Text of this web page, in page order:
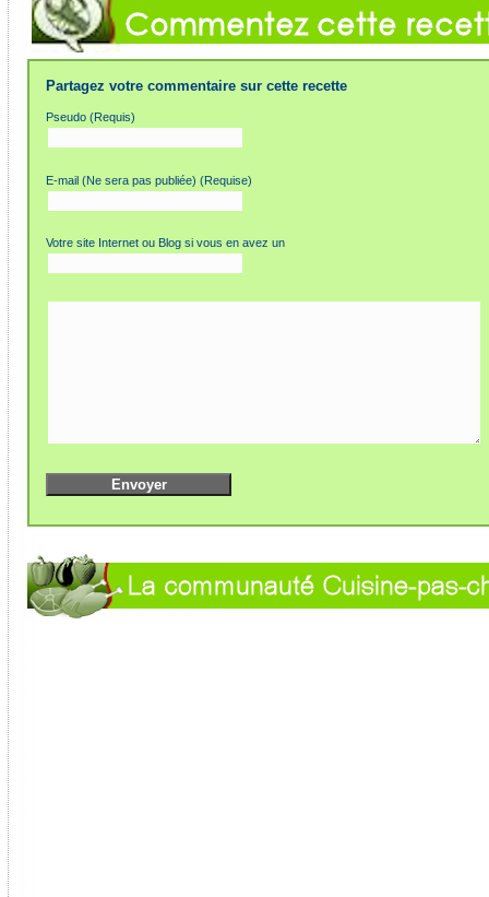
Partagez votre commentaire sur cette recette
Pseudo (Requis)
E-mail (Ne sera pas publiée) (Requise)
Votre site Internet ou Blog si vous en avez un